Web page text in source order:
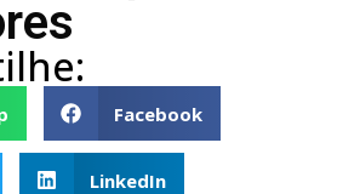
Facebook
LinkedIn